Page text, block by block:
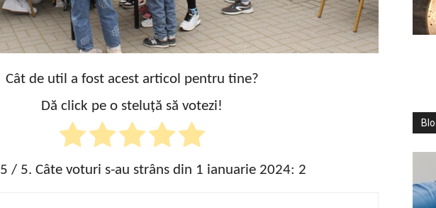
Cât de util a fost acest articol pentru tine?
Dă click pe o steluță să votezi!
5 / 5. Câte voturi s-au strâns din 1 ianuarie 2024: 2